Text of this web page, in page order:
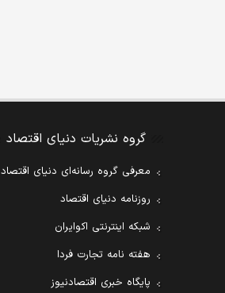
گروه نشریات دنیای اقتصاد
معرفی گروه رسانه‌ای دنیای اقتصاد
روزنامه دنیای اقتصاد
شبکه اینترنتی اکوایران
هفته نامه تجارت فردا
پایگاه خبری اقتصادنیوز